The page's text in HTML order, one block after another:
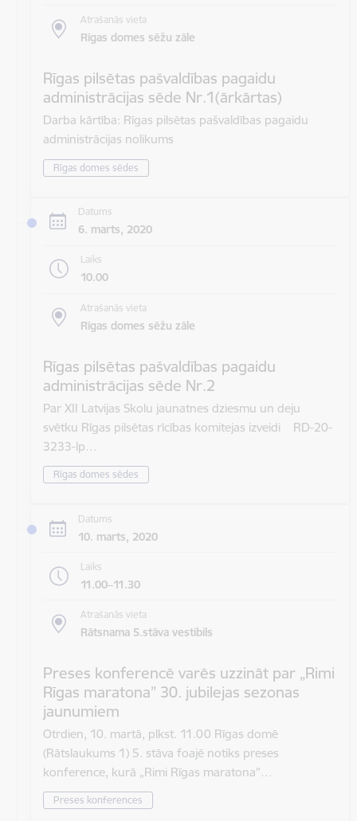
Atrašanās vieta
Rīgas domes sēžu zāle
Rīgas pilsētas pašvaldības pagaidu
administrācijas sēde Nr.1(ārkārtas)
Darba kārtība: Rīgas pilsētas pašvaldības pagaidu
administrācijas nolikums
Rīgas domes sēdes
Datums
6. marts, 2020
Laiks
10.00
Atrašanās vieta
Rīgas domes sēžu zāle
Rīgas pilsētas pašvaldības pagaidu
administrācijas sēde Nr.2
Par XII Latvijas Skolu jaunatnes dziesmu un deju
svētku Rīgas pilsētas rīcības komitejas izveidi RD-20-
3233-lp…
Rīgas domes sēdes
Datums
10. marts, 2020
Laiks
11.00–11.30
Atrašanās vieta
Rātsnama 5.stāva vestibils
Preses konferencē varēs uzzināt par „Rimi
Rīgas maratona” 30. jubilejas sezonas
jaunumiem
Otrdien, 10. martā, plkst. 11.00 Rīgas domē
(Rātslaukums 1) 5. stāva foajē notiks preses
konference, kurā „Rimi Rīgas maratona”…
Preses konferences